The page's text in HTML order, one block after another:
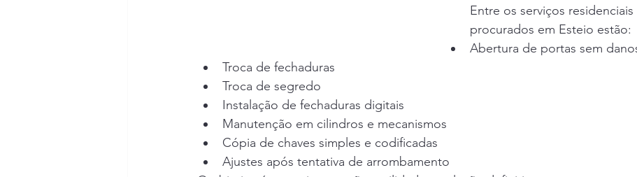
Entre os serviços residenciais
procurados em Esteio estão:
Abertura de portas sem
Troca de fechaduras
Troca de segredo
Instalação de fechaduras digitais
Manutenção em cilindros e mecanismos
Cópia de chaves simples e codificadas
Ajustes após tentativa de arrombamento